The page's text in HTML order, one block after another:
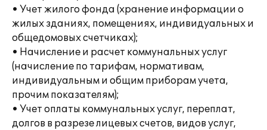
• Учет жилого фонда (хранение информации о
жилых зданиях, помещениях, индивидуальных и
общедомовых счетчиках);
• Начисление и расчет коммунальных услуг
(начисление по тарифам, нормативам,
индивидуальным и общим приборам учета,
прочим показателям);
• Учет оплаты коммунальных услуг, переплат,
долгов в разрезе лицевых счетов, видов услуг,